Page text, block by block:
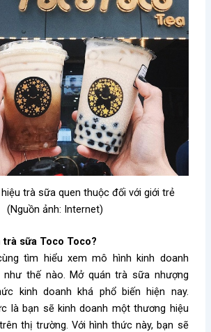
trà sữa quen thuộc đối với giới trẻ
(Nguồn ảnh: Internet)
trà sữa Toco Toco?
tìm hiểu xem mô hình kinh doanh
như thế nào. Mở quán trà sữa nhượng
kinh doanh khá phổ biến hiện nay.
là bạn sẽ kinh doanh một thương hiệu
thị trường. Với hình thức này, bạn sẽ